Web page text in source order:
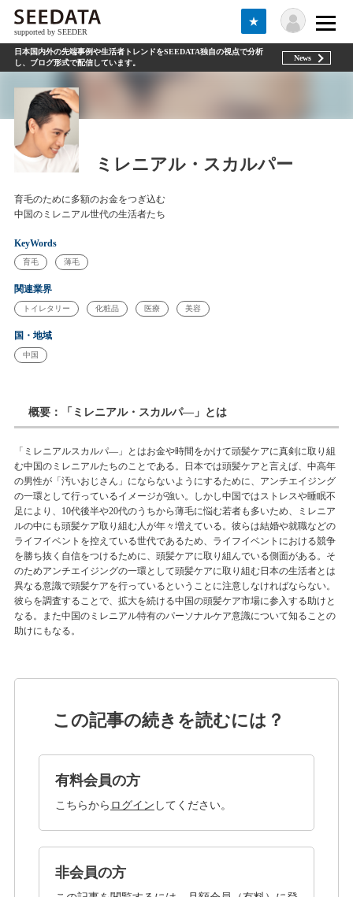
supported by SEEDER
★
日本国内外の先端事例や生活者トレンドをSEEDATA独自の視点で分析
し、ブログ形式で配信しています。
News
ミレニアル・スカルパー
育毛のために多額のお金をつぎ込む
中国のミレニアル世代の生活者たち
KeyWords
育毛 薄毛
関連業界
トイレタリー 化粧品 医療 美容
国・地域
中国
概要：「ミレニアル・スカルパ―」とは
「ミレニアルスカルパ―」とはお金や時間をかけて頭髪ケアに真剣に取り組
む中国のミレニアルたちのことである。日本では頭髪ケアと言えば、中高年
の男性が「汚いおじさん」にならないようにするために、アンチエイジング
の一環として行っているイメージが強い。しかし中国ではストレスや睡眠不
足により、10代後半や20代のうちから薄毛に悩む若者も多いため、ミレニア
ルの中にも頭髪ケア取り組む人が年々増えている。彼らは結婚や就職などの
ライフイベントを控えている世代であるため、ライフイベントにおける競争
を勝ち抜く自信をつけるために、頭髪ケアに取り組んでいる側面がある。そ
のためアンチエイジングの一環として頭髪ケアに取り組む日本の生活者とは
異なる意識で頭髪ケアを行っているということに注意しなければならない。
彼らを調査することで、拡大を続ける中国の頭髪ケア市場に参入する助けと
なる。また中国のミレニアル特有のパーソナルケア意識について知ることの
助けにもなる。
この記事の続きを読むには？
有料会員の方
こちらから ログイン してください。
非会員の方